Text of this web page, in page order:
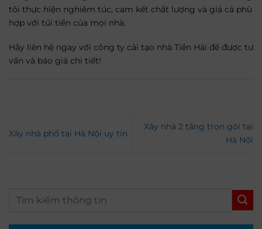
tôi thực hiện nghiêm túc, cam kết chất lượng và giá cả phù
hợp với túi tiền của mọi nhà.
Hãy liên hệ ngay với công ty cải tạo nhà Tiền Hải để được tư
vấn và báo giá chi tiết!
Xây nhà phố tại Hà Nội uy tín
Xây nhà 2 tầng trọn gói tại
Hà Nội